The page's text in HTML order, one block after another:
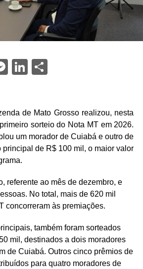
Messenger
LinkedIn
Share
de Mato Grosso realizou, nesta
sorteio do Nota MT em 2026.
um morador de Cuiabá e outro de
principal de R$ 100 mil, o maior valor
referente ao mês de dezembro, e
No total, mais de 620 mil
concorreram às premiações.
também foram sorteados
mil, destinados a dois moradores
de Cuiabá. Outros cinco prêmios de
para quatro moradores de